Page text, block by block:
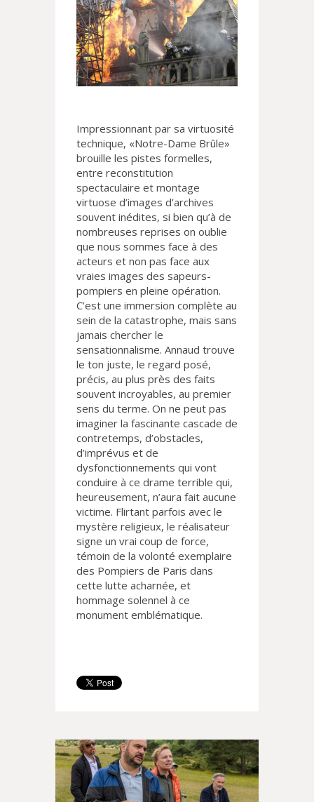
Impressionnant par sa virtuosité
technique, «Notre-Dame Brûle»
brouille les pistes formelles,
entre reconstitution
spectaculaire et montage
virtuose d’images d’archives
souvent inédites, si bien qu’à de
nombreuses reprises on oublie
que nous sommes face à des
acteurs et non pas face aux
vraies images des sapeurs-
pompiers en pleine opération.
C’est une immersion complète au
sein de la catastrophe, mais sans
jamais chercher le
sensationnalisme. Annaud trouve
le ton juste, le regard posé,
précis, au plus près des faits
souvent incroyables, au premier
sens du terme. On ne peut pas
imaginer la fascinante cascade de
contretemps, d’obstacles,
d’imprévus et de
dysfonctionnements qui vont
conduire à ce drame terrible qui,
heureusement, n’aura fait aucune
victime. Flirtant parfois avec le
mystère religieux, le réalisateur
signe un vrai coup de force,
témoin de la volonté exemplaire
des Pompiers de Paris dans
cette lutte acharnée, et
hommage solennel à ce
monument emblématique.